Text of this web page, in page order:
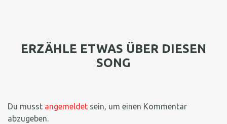
ERZÄHLE ETWAS ÜBER DIESEN
SONG
Du musst angemeldet sein, um einen Kommentar
abzugeben.